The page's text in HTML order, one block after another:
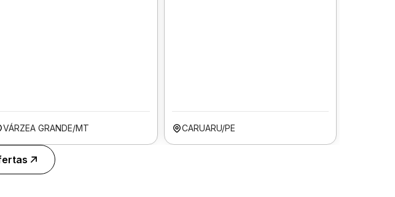
VÁRZEA GRANDE/MT CARUARU/PE